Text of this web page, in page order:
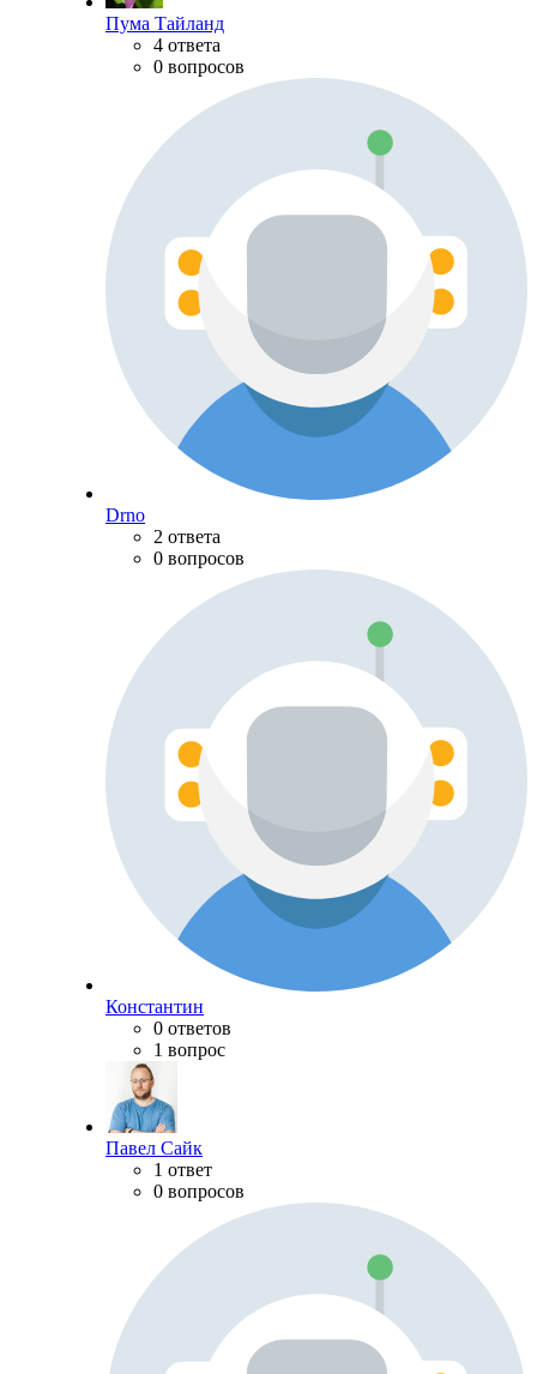
Пума Тайланд
4 ответа
0 вопросов
Drno
2 ответа
0 вопросов
Константин
0 ответов
1 вопрос
Павел Сайк
1 ответ
0 вопросов